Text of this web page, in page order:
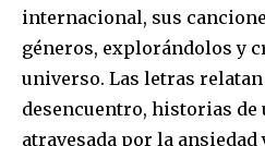
Únete a nuestra
SUSCRIPTORES y
conversación.
internacional, sus
géneros, explorándolos y
universo. Las letras
desencuentro, historias de
atravesada por la ansiedad